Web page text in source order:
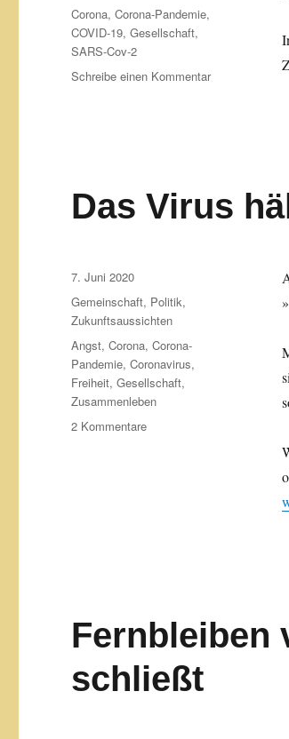
Schlagwörter
Corona,Corona-Pandemie,
COVID-19,Gesellschaft,
SARS-Cov-2
Schreibe einen Kommentarzu
harmlos
Das Virus
Veröffentlicht
am
7. Juni 2020
Kategorien
Gemeinschaft, Politik,
Zukunftsaussichten
Schlagwörter
Angst,Corona,Corona-
Pandemie,Coronavirus,
Freiheit,Gesellschaft,
Zusammenleben
2 Kommentarezu
Fernbleiben
schließt